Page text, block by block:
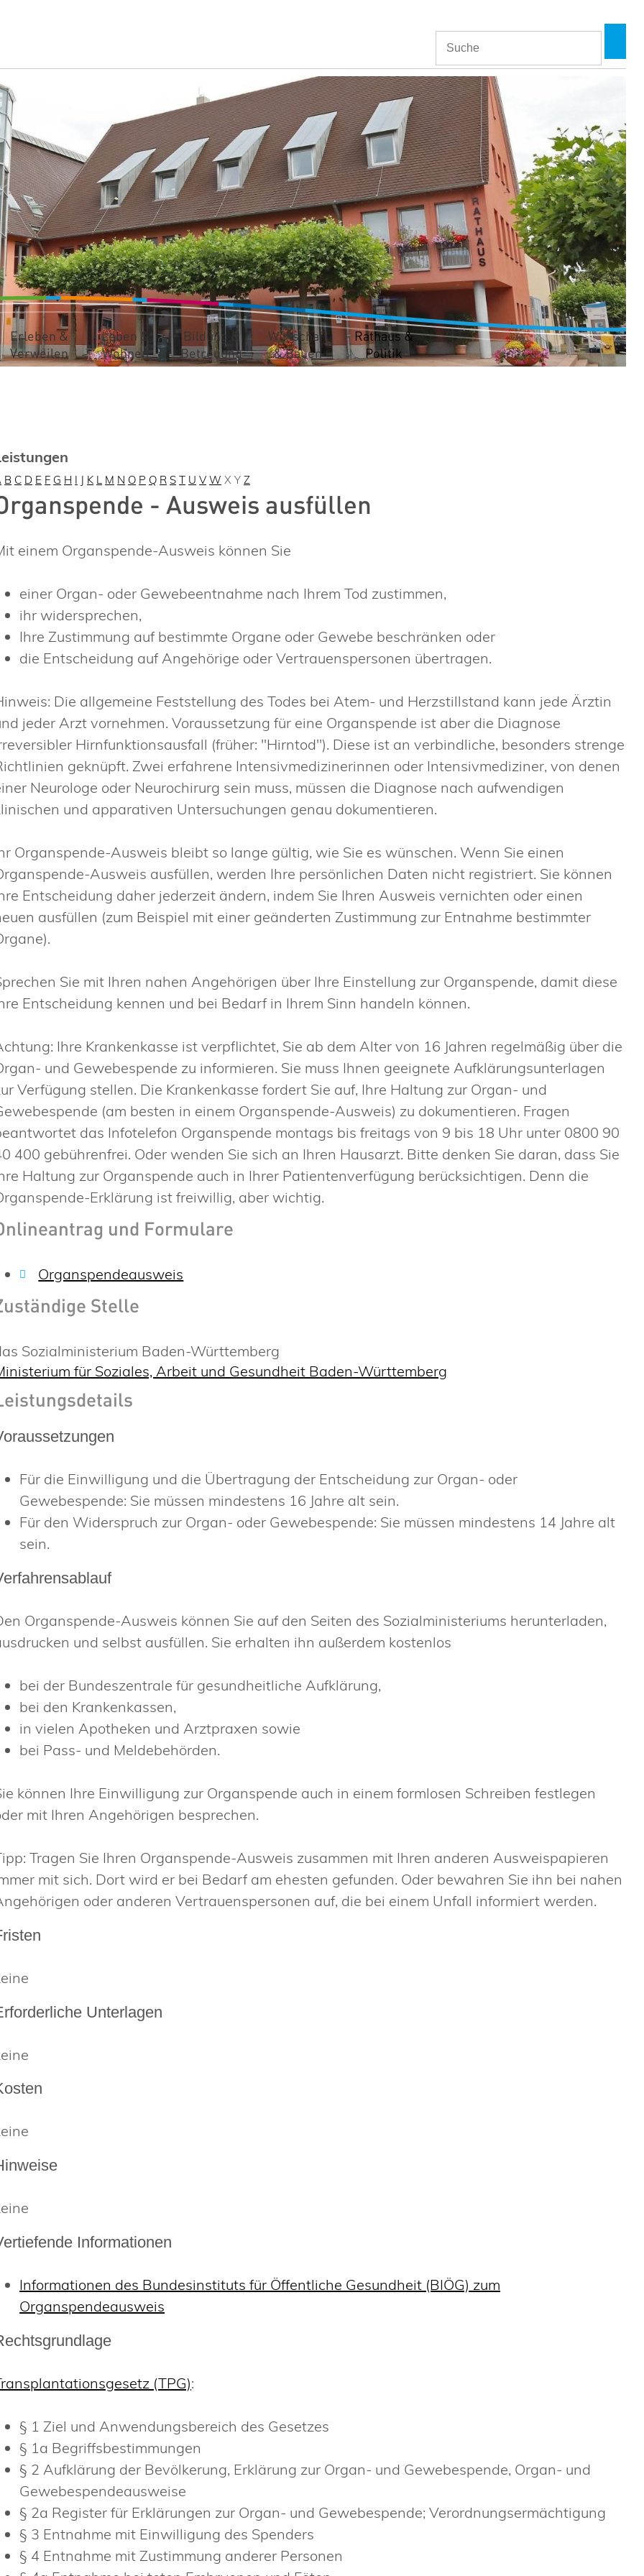
Erleben &
Verweilen
Leben &
Wohnen
Bildung &
Betreuung
Wirtschaft
& Bauen
Rathaus &
Politik
B C D E F G H I J K L M N O P Q R S T U V W X Y Z
- Ausweis ausfüllen
einem Organspende-Ausweis können Sie
einer Organ- oder Gewebeentnahme nach Ihrem Tod zustimmen,
ihr widersprechen,
Ihre Zustimmung auf bestimmte Organe oder Gewebe beschränken oder
die Entscheidung auf Angehörige oder Vertrauenspersonen übertragen.
Die allgemeine Feststellung des Todes bei Atem- und Herzstillstand kann jede Ärztin
jeder Arzt vornehmen. Voraussetzung für eine Organspende ist aber die Diagnose
Hirnfunktionsausfall (früher: "Hirntod"). Diese ist an verbindliche, besonders strenge
geknüpft. Zwei erfahrene Intensivmedizinerinnen oder Intensivmediziner, von denen
Neurologe oder Neurochirurg sein muss, müssen die Diagnose nach aufwendigen
und apparativen Untersuchungen genau dokumentieren.
Organspende-Ausweis bleibt so lange gültig, wie Sie es wünschen. Wenn Sie einen
Ausweis ausfüllen, werden Ihre persönlichen Daten nicht registriert. Sie können
Entscheidung daher jederzeit ändern, indem Sie Ihren Ausweis vernichten oder einen
ausfüllen (zum Beispiel mit einer geänderten Zustimmung zur Entnahme bestimmter
.
Sie mit Ihren nahen Angehörigen über Ihre Einstellung zur Organspende, damit diese
Entscheidung kennen und bei Bedarf in Ihrem Sinn handeln können.
Ihre Krankenkasse ist verpflichtet, Sie ab dem Alter von 16 Jahren regelmäßig über die
und Gewebespende zu informieren. Sie muss Ihnen geeignete Aufklärungsunterlagen
Verfügung stellen. Die Krankenkasse fordert Sie auf, Ihre Haltung zur Organ- und
(am besten in einem Organspende-Ausweis) zu dokumentieren. Fragen
das Infotelefon Organspende montags bis freitags von 9 bis 18 Uhr unter 0800 90
400 gebührenfrei. Oder wenden Sie sich an Ihren Hausarzt. Bitte denken Sie daran, dass Sie
Haltung zur Organspende auch in Ihrer Patientenverfügung berücksichtigen. Denn die
Erklärung ist freiwillig, aber wichtig.
und Formulare
Organspendeausweis
Stelle
Sozialministerium Baden-Württemberg
für Soziales, Arbeit und Gesundheit Baden-Württemberg
Für die Einwilligung und die Übertragung der Entscheidung zur Organ- oder
Gewebespende: Sie müssen mindestens 16 Jahre alt sein.
Für den Widerspruch zur Organ- oder Gewebespende: Sie müssen mindestens 14 Jahre alt
sein.
Organspende-Ausweis können Sie auf den Seiten des Sozialministeriums herunterladen,
und selbst ausfüllen. Sie erhalten ihn außerdem kostenlos
bei der Bundeszentrale für gesundheitliche Aufklärung,
bei den Krankenkassen,
in vielen Apotheken und Arztpraxen sowie
bei Pass- und Meldebehörden.
können Ihre Einwilligung zur Organspende auch in einem formlosen Schreiben festlegen
mit Ihren Angehörigen besprechen.
Tragen Sie Ihren Organspende-Ausweis zusammen mit Ihren anderen Ausweispapieren
mit sich. Dort wird er bei Bedarf am ehesten gefunden. Oder bewahren Sie ihn bei nahen
oder anderen Vertrauenspersonen auf, die bei einem Unfall informiert werden.
Unterlagen
Informationen
Informationen des Bundesinstituts für Öffentliche Gesundheit (BIÖG) zum
Organspendeausweis
(TPG):
§ 1 Ziel und Anwendungsbereich des Gesetzes
§ 1a Begriffsbestimmungen
§ 2 Aufklärung der Bevölkerung, Erklärung zur Organ- und Gewebespende, Organ- und
Gewebespendeausweise
§ 2a Register für Erklärungen zur Organ- und Gewebespende; Verordnungsermächtigung
§ 3 Entnahme mit Einwilligung des Spenders
§ 4 Entnahme mit Zustimmung anderer Personen